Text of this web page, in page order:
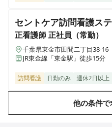
セントケア訪問看護ス
正看護師正社員（常勤）
千葉県東金市田間二丁目38-16
JR東金線「東金駅」徒歩15分
訪問看護 日勤のみ 週休2日以上
他の条件